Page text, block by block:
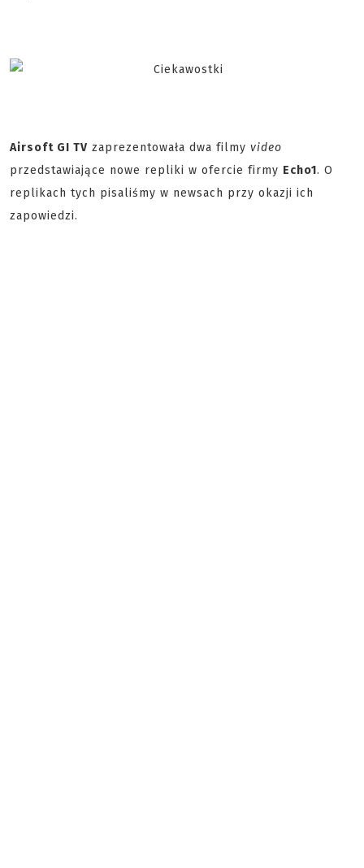
Airsoft GI TV zaprezentowała dwa filmy video
przedstawiające nowe repliki w ofercie firmy Echo1. O
replikach tych pisaliśmy w newsach przy okazji ich
zapowiedzi.